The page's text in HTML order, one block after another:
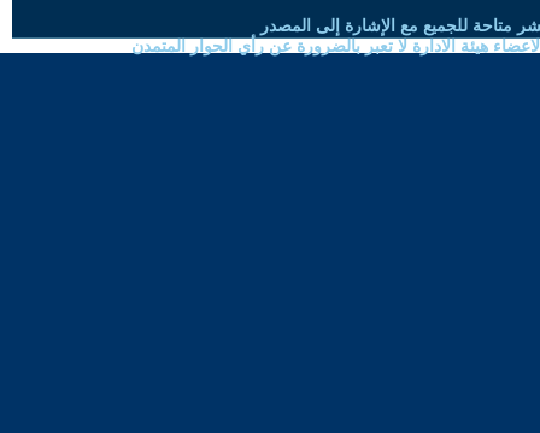
متاحة للجميع مع الإشارة إلى المصدر
هيئة الادارة لا تعبر بالضرورة عن رأي الحوار المتمدن